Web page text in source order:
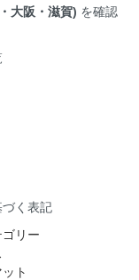
大阪・滋賀) を確認
く表記
リー
ト